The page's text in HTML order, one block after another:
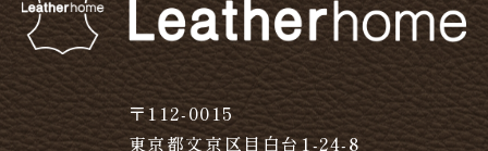
〒112-0015
東京都文京区目白台1-24-8